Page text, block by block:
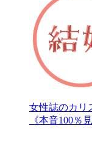
女性誌のカリ
《本音100％